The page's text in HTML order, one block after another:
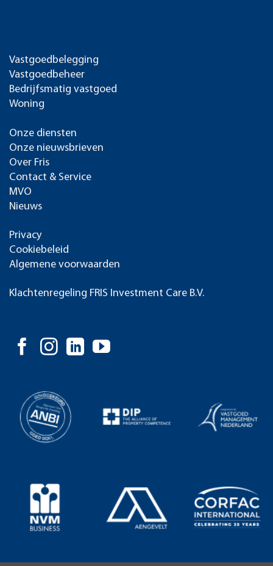
Vastgoedbelegging
Vastgoedbeheer
Bedrijfsmatig vastgoed
Woning
Onze diensten
Onze nieuwsbrieven
Over Fris
Contact & Service
MVO
Nieuws
Privacy
Cookiebeleid
Algemene voorwaarden
Klachtenregeling FRIS Investment Care B.V.